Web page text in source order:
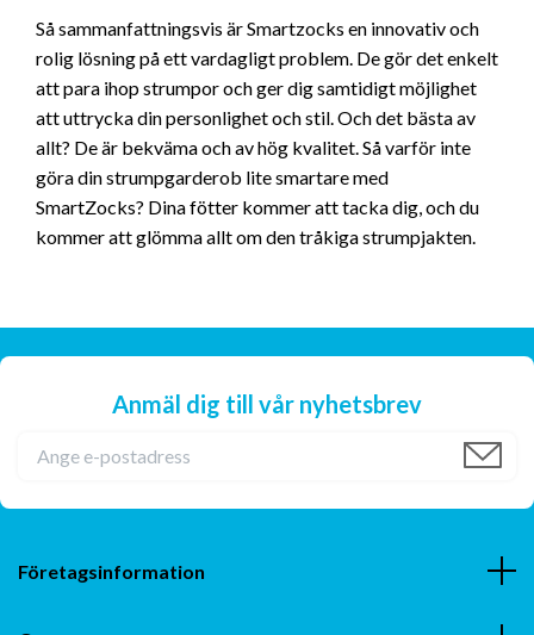
Så sammanfattningsvis är Smartzocks en innovativ och
rolig lösning på ett vardagligt problem. De gör det enkelt
att para ihop strumpor och ger dig samtidigt möjlighet
att uttrycka din personlighet och stil. Och det bästa av
allt? De är bekväma och av hög kvalitet. Så varför inte
göra din strumpgarderob lite smartare med
SmartZocks? Dina fötter kommer att tacka dig, och du
kommer att glömma allt om den tråkiga strumpjakten.
Anmäl dig till vår nyhetsbrev
Företagsinformation